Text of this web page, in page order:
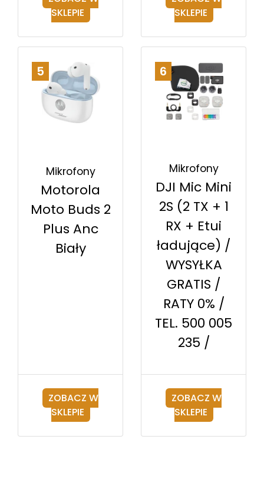
SKLEPIE
SKLEPIE
5
Mikrofony
Motorola
Moto Buds 2
Plus Anc
Biały
ZOBACZ W
SKLEPIE
6
Mikrofony
DJI Mic Mini
2S (2 TX + 1
RX + Etui
ładujące) /
WYSYŁKA
GRATIS /
RATY 0% /
TEL. 500 005
235 /
ZOBACZ W
SKLEPIE